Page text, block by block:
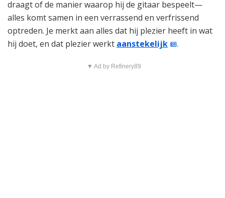
draagt of de manier waarop hij de gitaar bespeelt—
alles komt samen in een verrassend en verfrissend
optreden. Je merkt aan alles dat hij plezier heeft in wat
hij doet, en dat plezier werkt aanstekelijk .
▼ Ad by Refinery89